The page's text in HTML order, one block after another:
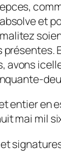
et
avons
entier
mai mil